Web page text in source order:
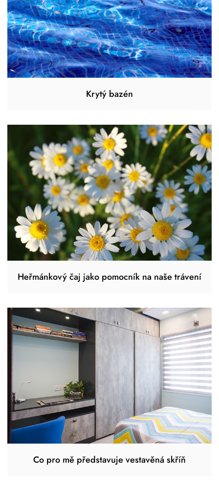
Krytý bazén
Heřmánkový čaj jako pomocník na naše trávení
Co pro mě představuje vestavěná skříň